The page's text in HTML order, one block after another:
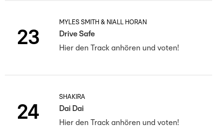
23
MYLES SMITH & NIALL HORAN
Drive Safe
Hier den Track anhören und voten!
24
SHAKIRA
Dai Dai
Hier den Track anhören und voten!